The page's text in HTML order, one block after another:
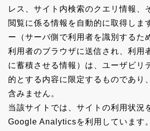
レス、サイト内検索のクエリ情報、
閲覧に係る情報を自動的に取得しま
ー（サーバ側で利用者を識別するた
利用者のブラウザに送信され、利用
に蓄積させる情報）は、ユーザビリ
的とする内容に限定するものであり
含みません。
当該サイトでは、サイトの利用状況
Google Analyticsを利用しています